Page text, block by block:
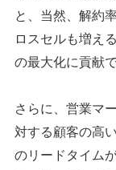
と、当然、解約
ロスセルも増え
の最大化に貢献
さらに、営業マ
対する顧客の高
のリードタイム